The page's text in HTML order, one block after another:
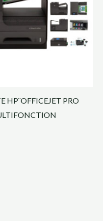
HP¨OFFICEJET PRO